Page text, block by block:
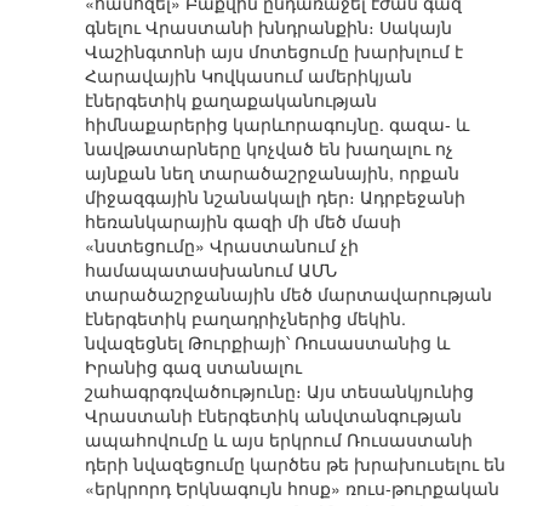
գնելու Վրաստանի խնդրանքին։ Սակայն
Վաշինգտոնի այս մոտեցումը խարխլում է
Հարավային Կովկասում ամերիկյան
էներգետիկ քաղաքականության
հիմնաքարերից կարևորագույնը. գազա- և
նավթատարները կոչված են խաղալու ոչ
այնքան նեղ տարածաշրջանային, որքան
միջազգային նշանակալի դեր։ Ադրբեջանի
հեռանկարային գազի մի մեծ մասի
«նստեցումը» Վրաստանում չի
համապատասխանում ԱՄՆ
տարածաշրջանային մեծ մարտավարության
էներգետիկ բաղադրիչներից մեկին.
նվազեցնել Թուրքիայի՝ Ռուսաստանից և
Իրանից գազ ստանալու
շահագրգռվածությունը։ Այս տեսանկյունից
Վրաստանի էներգետիկ անվտանգության
ապահովումը և այս երկրում Ռուսաստանի
դերի նվազեցումը կարծես թե խրախուսելու են
«երկրորդ Երկնագույն հոսք» ռուս-թուրքական